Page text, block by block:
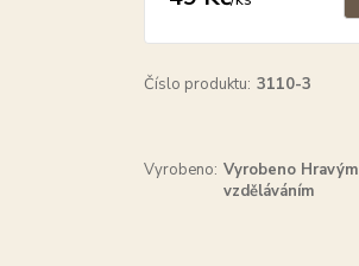
Číslo produktu: 3110-3
Vyrobeno: Vyrobeno Hravým
vzděláváním